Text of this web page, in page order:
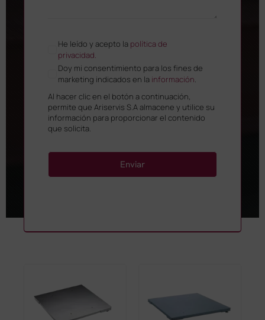
He leído y acepto la política de
privacidad.
Doy mi consentimiento para los fines de
marketing indicados en la información.
Al hacer clic en el botón a continuación,
permite que Ariservis S.A almacene y utilice su
información para proporcionar el contenido
que solicita.
Enviar